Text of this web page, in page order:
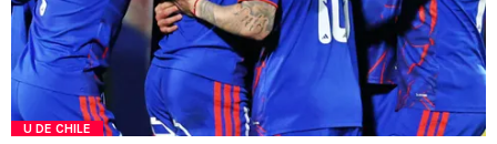
U DE CHILE